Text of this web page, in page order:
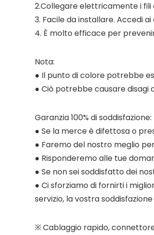
2.Collegare elettricamente i
3. Facile da installare. Accedi
4. È molto efficace per
Nota:
● Il punto di colore potrebbe
● Ciò potrebbe causare disagi
Garanzia 100% di soddisfazione:
● Se la merce è difettosa o
● Faremo del nostro meglio
● Risponderemo alle tue
● Se non sei soddisfatto dei
● Ci sforziamo di fornirti i
servizio, la vostra
※ Cablaggio rapido,